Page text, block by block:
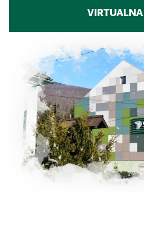
VIRTUALNA